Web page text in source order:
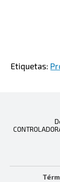
Etiquetas: